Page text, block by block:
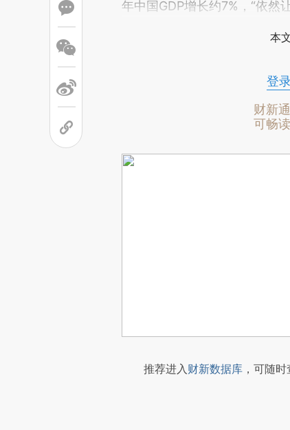
年中国GDP增长约7%，“依然
本
登
财新
可畅
推荐进入财新数据库 ，可随